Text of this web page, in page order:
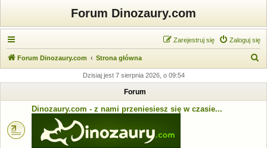
Forum Dinozaury.com
Zaloguj się
Zarejestruj się
Forum Dinozaury.com Strona główna
k
Dzisiaj jest 7 sierpnia 2026, o 09:54
Forum
Dinozaury.com - z nami przeniesiesz się w czasie...